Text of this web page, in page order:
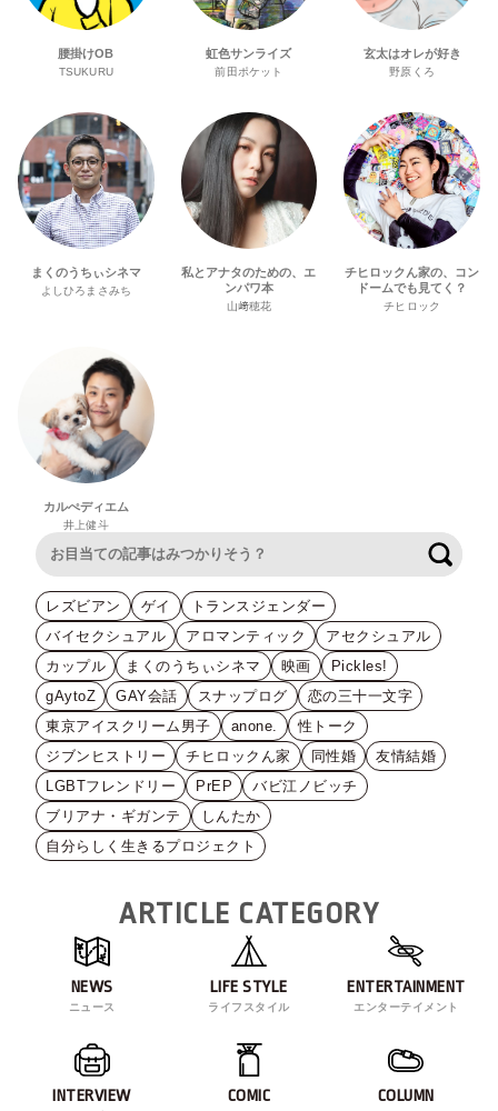
腰掛けOB
TSUKURU
虹色サンライズ
前田ポケット
玄太はオレが好き
野原くろ
まくのうちぃシネマ
よしひろまさみち
私とアナタのための、エ
ンパワ本
山﨑穂花
チヒロックん家の、コン
ドームでも見てく？
チヒロック
カルぺディエム
井上健斗
レズビアン ゲイ
トランスジェンダー
バイセクシュアル
アロマンティック
アセクシュアル
カップル
まくのうちぃシネマ 映画
Pickles!
gAytoZ
GAY会話 スナップログ
恋の三十一文字
東京アイスクリーム男子
anone.
性トーク
ジブンヒストリー
チヒロックん家 同性婚
友情結婚
LGBTフレンドリー
PrEP
バビ江ノビッチ
ブリアナ・ギガンテ
しんたか
自分らしく生きるプロジェクト
ARTICLE CATEGORY
NEWS
ニュース
LIFE STYLE
ライフスタイル
ENTERTAINMENT
エンターテイメント
INTERVIEW COMIC COLUMN